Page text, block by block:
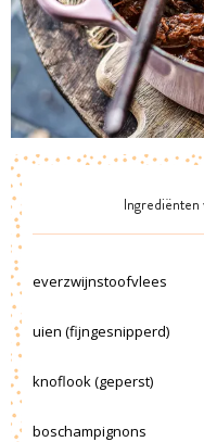
Ingrediënten
everzwijnstoofvlees
uien (fijngesnipperd)
knoflook (geperst)
boschampignons